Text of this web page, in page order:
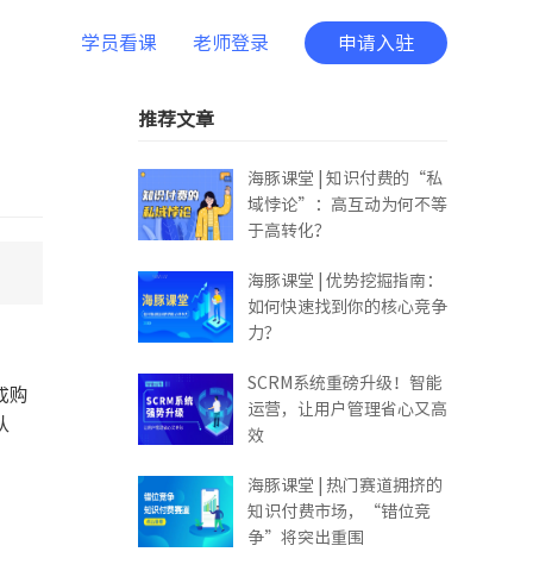
学员看课 老师登录 申请入驻
购
推荐文章
海豚课堂 | 知识付费的“私
域悖论”：高互动为何不等
于高转化？
海豚课堂 | 优势挖掘指南：
如何快速找到你的核心竞争
力？
SCRM系统重磅升级！智能
运营，让用户管理省心又高
效
海豚课堂 | 热门赛道拥挤的
知识付费市场，“错位竞
争”将突出重围